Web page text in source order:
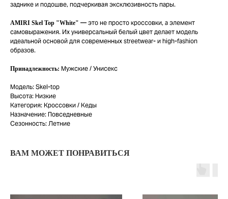
заднике и подошве, подчеркивая эксклюзивность пары.
AMIRI Skel Top "White" — это не просто кроссовки, а элемент
самовыражения. Их универсальный белый цвет делает модель
идеальной основой для современных streetwear- и high-fashion
образов.
Принадлежность: Мужские / Унисекс
Модель: Skel-top
Высота: Низкие
Категория: Кроссовки / Кеды
Назначение: Повседневные
Сезонность: Летние
ВАМ МОЖЕТ ПОНРАВИТЬСЯ